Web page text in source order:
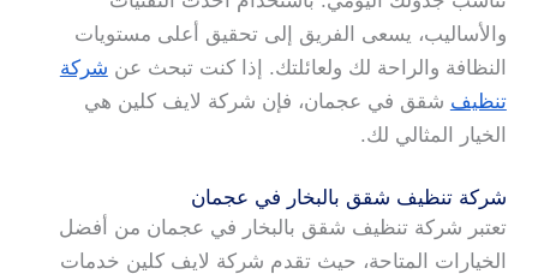
والأساليب، يسعى الفريق إلى تحقيق أعلى مستويات
النظافة والراحة لك ولعائلتك. إذا كنت تبحث عن شركة
تنظيف شقق في عجمان، فإن شركة لايف كلين هي
الخيار المثالي لك.
شركة تنظيف شقق بالبخار في عجمان
تعتبر شركة تنظيف شقق بالبخار في عجمان من أفضل
الخيارات المتاحة، حيث تقدم شركة لايف كلين خدمات